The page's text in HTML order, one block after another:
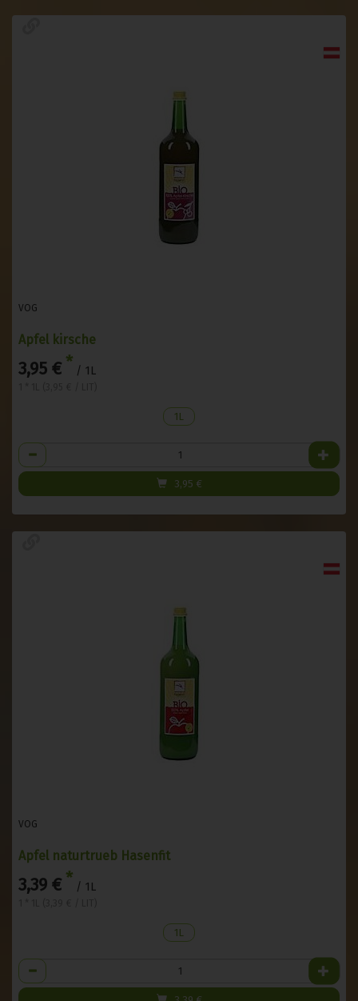
VOG
Apfel kirsche
3,95 € * / 1L
1L
Anzahl
3,95 €
VOG
Apfel naturtrueb Hasenfit
3,39 € * / 1L
1L
Anzahl